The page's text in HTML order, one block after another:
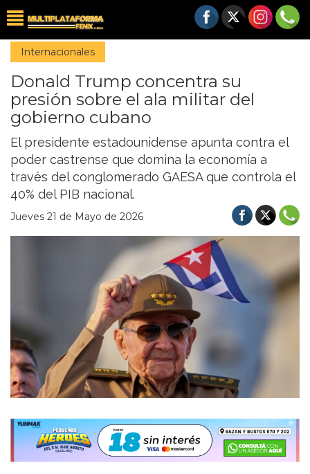
Internacionales
Donald Trump concentra su
presión sobre el ala militar del
gobierno cubano
El presidente estadounidense apunta contra el
poder castrense que domina la economía a
través del conglomerado GAESA que controla el
40% del PIB nacional.
Jueves 21 de Mayo de 2026